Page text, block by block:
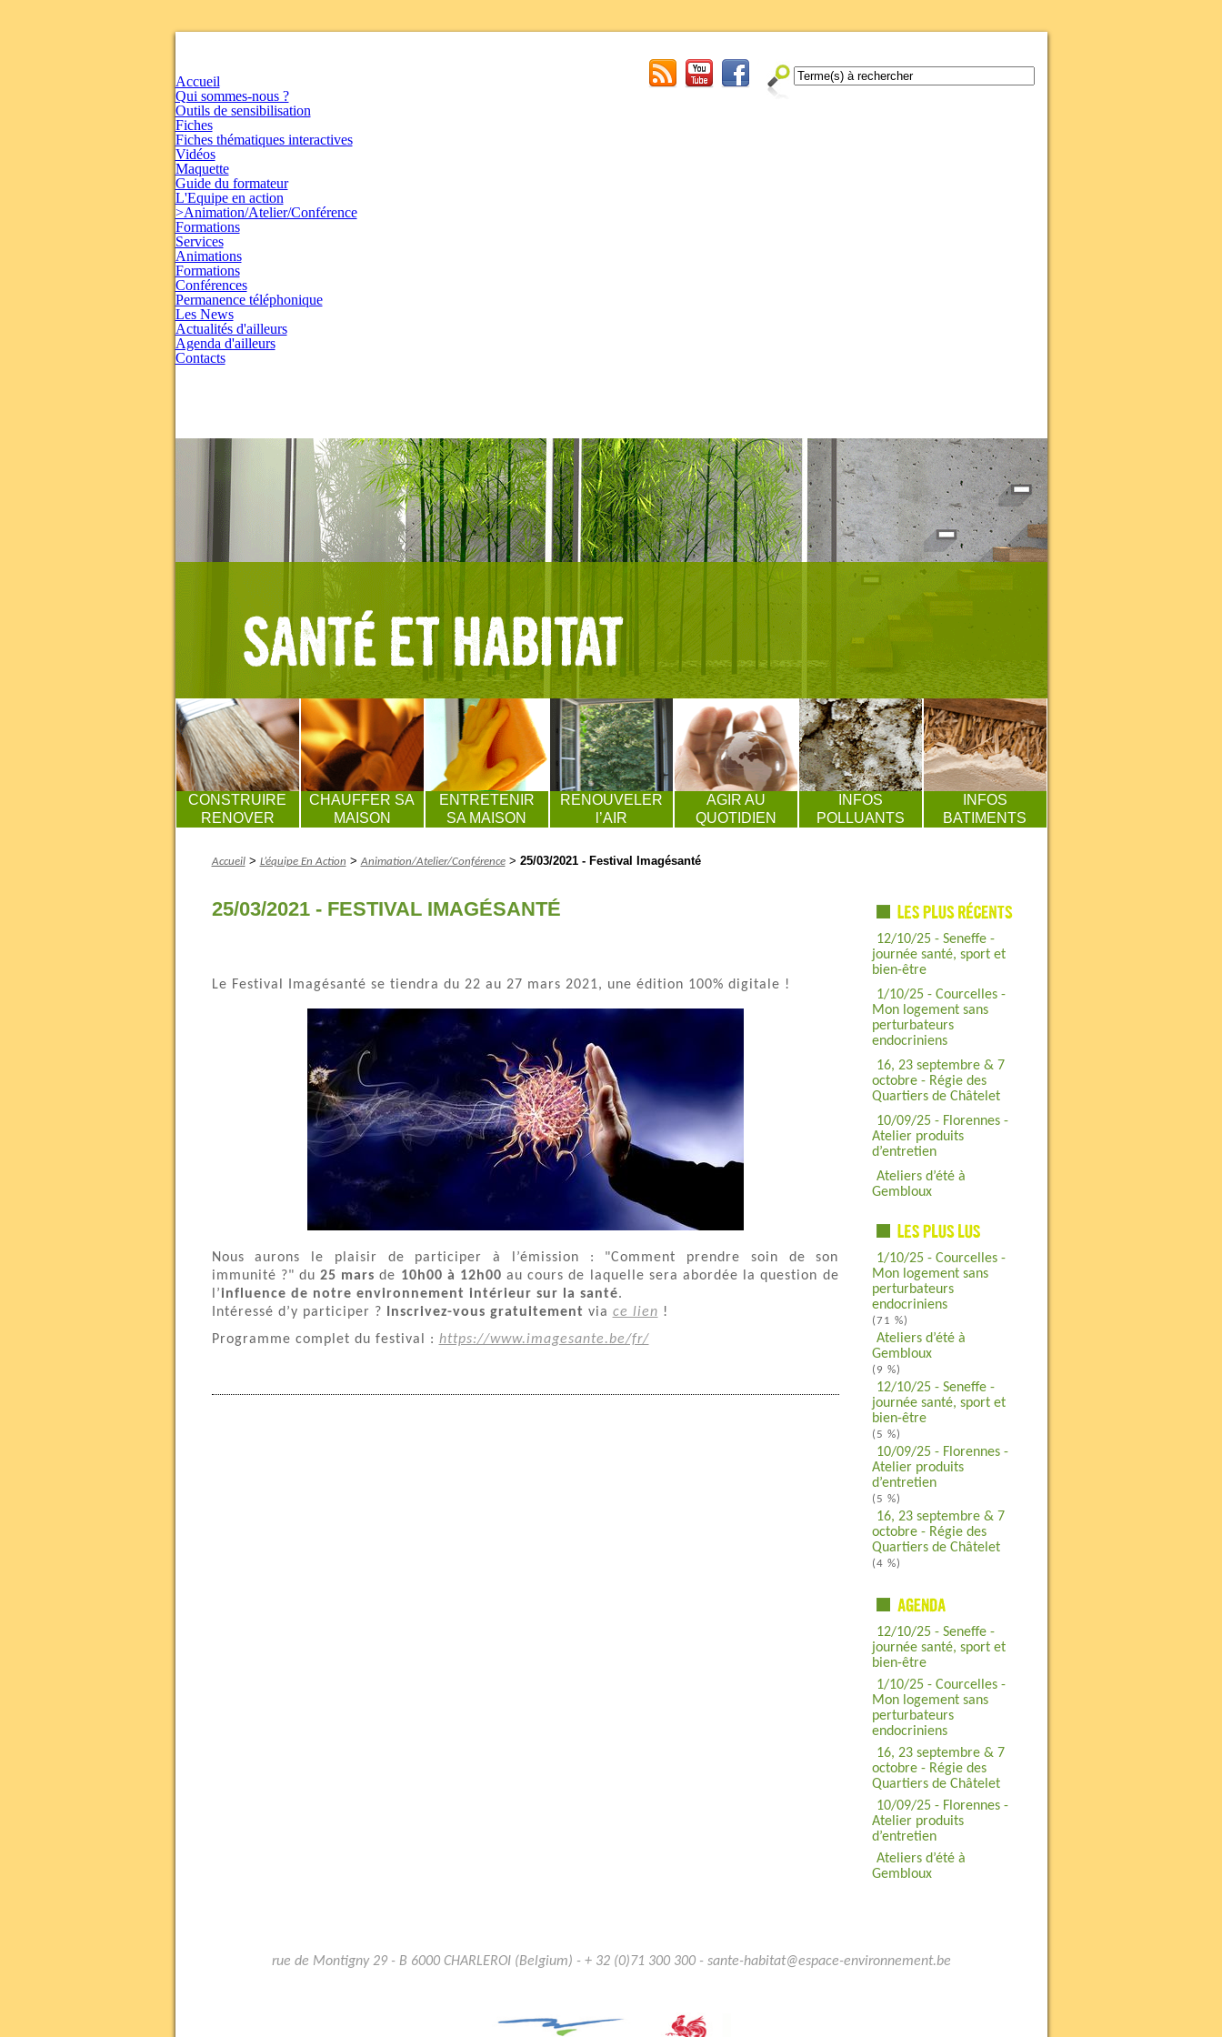
Accueil
Qui sommes-nous ?
Outils de sensibilisation
Fiches
Fiches thématiques interactives
Vidéos
Maquette
Guide du formateur
L'Equipe en action
>Animation/Atelier/Conférence
Formations
Services
Animations
Formations
Conférences
Permanence téléphonique
Les News
Actualités d'ailleurs
Agenda d'ailleurs
Contacts
CONSTRUIRE
RENOVER
CHAUFFER SA
MAISON
ENTRETENIR
SA MAISON
RENOUVELER
l’AIR
AGIR AU
QUOTIDIEN
INFOS
POLLUANTS
INFOS
BATIMENTS
12/10/25 - Seneffe -
journée santé, sport et
bien-être
1/10/25 - Courcelles -
Mon logement sans
perturbateurs
endocriniens
16, 23 septembre & 7
octobre - Régie des
Quartiers de Châtelet
10/09/25 - Florennes -
Atelier produits
d’entretien
Ateliers d’été à
Gembloux
1/10/25 - Courcelles -
Mon logement sans
perturbateurs
endocriniens
(71 %)
Ateliers d’été à
Gembloux
(9 %)
12/10/25 - Seneffe -
journée santé, sport et
bien-être
(5 %)
10/09/25 - Florennes -
Atelier produits
d’entretien
(5 %)
16, 23 septembre & 7
octobre - Régie des
Quartiers de Châtelet
(4 %)
12/10/25 - Seneffe -
journée santé, sport et
bien-être
1/10/25 - Courcelles -
Mon logement sans
perturbateurs
endocriniens
16, 23 septembre & 7
octobre - Régie des
Quartiers de Châtelet
10/09/25 - Florennes -
Atelier produits
d’entretien
Ateliers d’été à
Gembloux
Accueil> L’équipe En Action > Animation/Atelier/Conférence> 25/03/2021 - Festival Imagésanté
25/03/2021 - FESTIVAL IMAGÉSANTÉ
Le Festival Imagésanté se tiendra du 22 au 27 mars 2021, une édition 100% digitale !
Nous aurons le plaisir de participer à l’émission : "Comment prendre soin de son
immunité ?" du25 mars de 10h00 à 12h00 au cours de laquelle sera abordée la question de
l’influence de notre environnement intérieur sur la santé.
Intéressé d’y participer ?
Inscrivez-vous gratuitement via ce lien !
Programme complet du festival : https://www.imagesante.be/fr/
rue de Montigny 29 - B 6000 CHARLEROI (Belgium) - + 32 (0)71 300 300 - sante-habitat@espace-environnement.be